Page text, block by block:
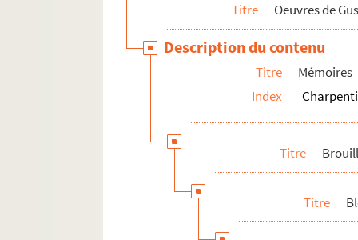
Titre Oeuvres de
Description du contenu
Titre
Mémoires
Index
Titre
Titre